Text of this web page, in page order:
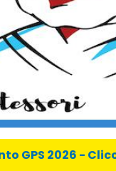
GPS 2026 -